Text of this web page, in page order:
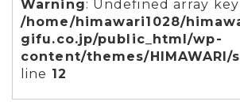
Warning: Undefined array
/home/himawari1028/
gifu.co.jp/public_html/wp-
content/themes/HIMAWARI/
line 12